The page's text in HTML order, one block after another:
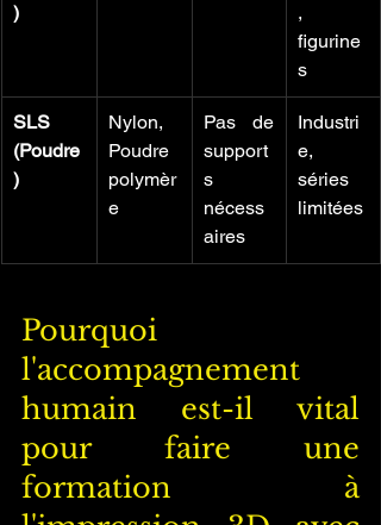
)
,
figurine
s
SLS
(Poudre
)
Nylon,
Poudre
polymèr
e
Pas de
support
s
nécess
aires
Industri
e,
séries
limitées
Pourquoi
l'accompagnement
humain est-il vital
pour faire une
formation à